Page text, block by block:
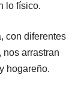
lo físico.
con diferentes
nos arrastran
hogareño.